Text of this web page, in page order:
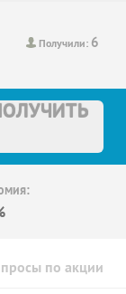
Получили: 6
по акции